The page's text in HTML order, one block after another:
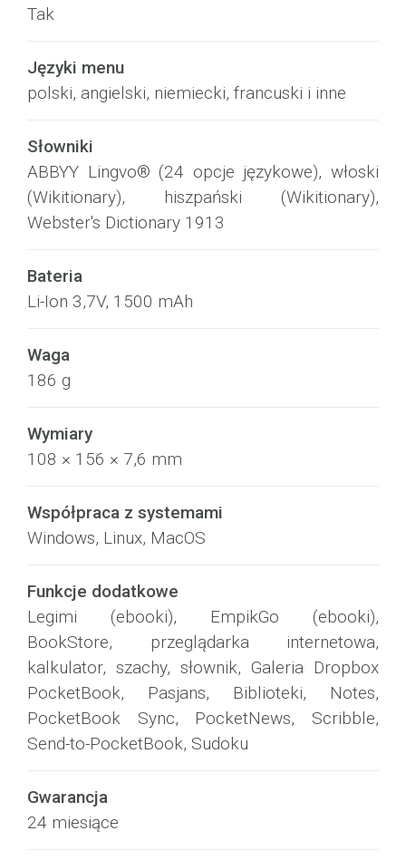
Tak
Języki menu
polski, angielski, niemiecki, francuski i inne
Słowniki
ABBYY Lingvo® (24 opcje językowe), włoski
(Wikitionary), hiszpański (Wikitionary),
Webster's Dictionary 1913
Bateria
Li-Ion 3,7V, 1500 mAh
Waga
186 g
Wymiary
108 × 156 × 7,6 mm
Współpraca z systemami
Windows, Linux, MacOS
Funkcje dodatkowe
Legimi (ebooki), EmpikGo (ebooki),
BookStore, przeglądarka internetowa,
kalkulator, szachy, słownik, Galeria Dropbox
PocketBook, Pasjans, Biblioteki, Notes,
PocketBook Sync, PocketNews, Scribble,
Send-to-PocketBook, Sudoku
Gwarancja
24 miesiące